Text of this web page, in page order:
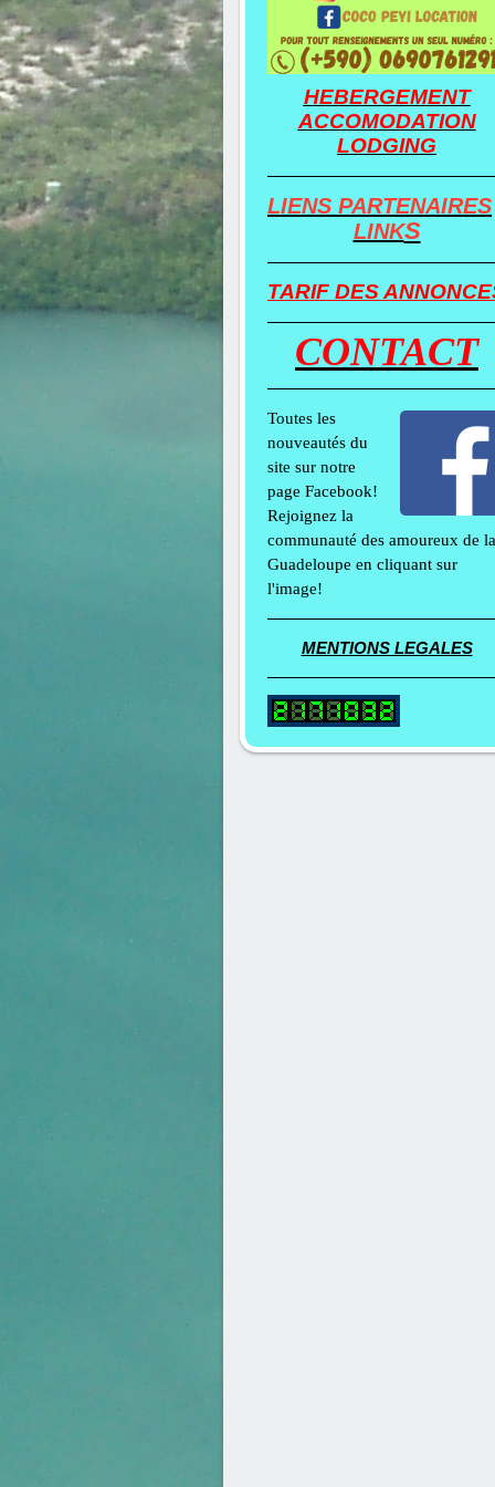
HEBERGEMENT
ACCOMODATION
LODGING
LIENS PARTENAIRES
LINKS
TARIF DES
CONTACT
Toutes les
nouveautés du
site sur notre
page Facebook!
Rejoignez la
communauté des amoureux de la
Guadeloupe en cliquant sur
l'image!
MENTIONS LEGALES